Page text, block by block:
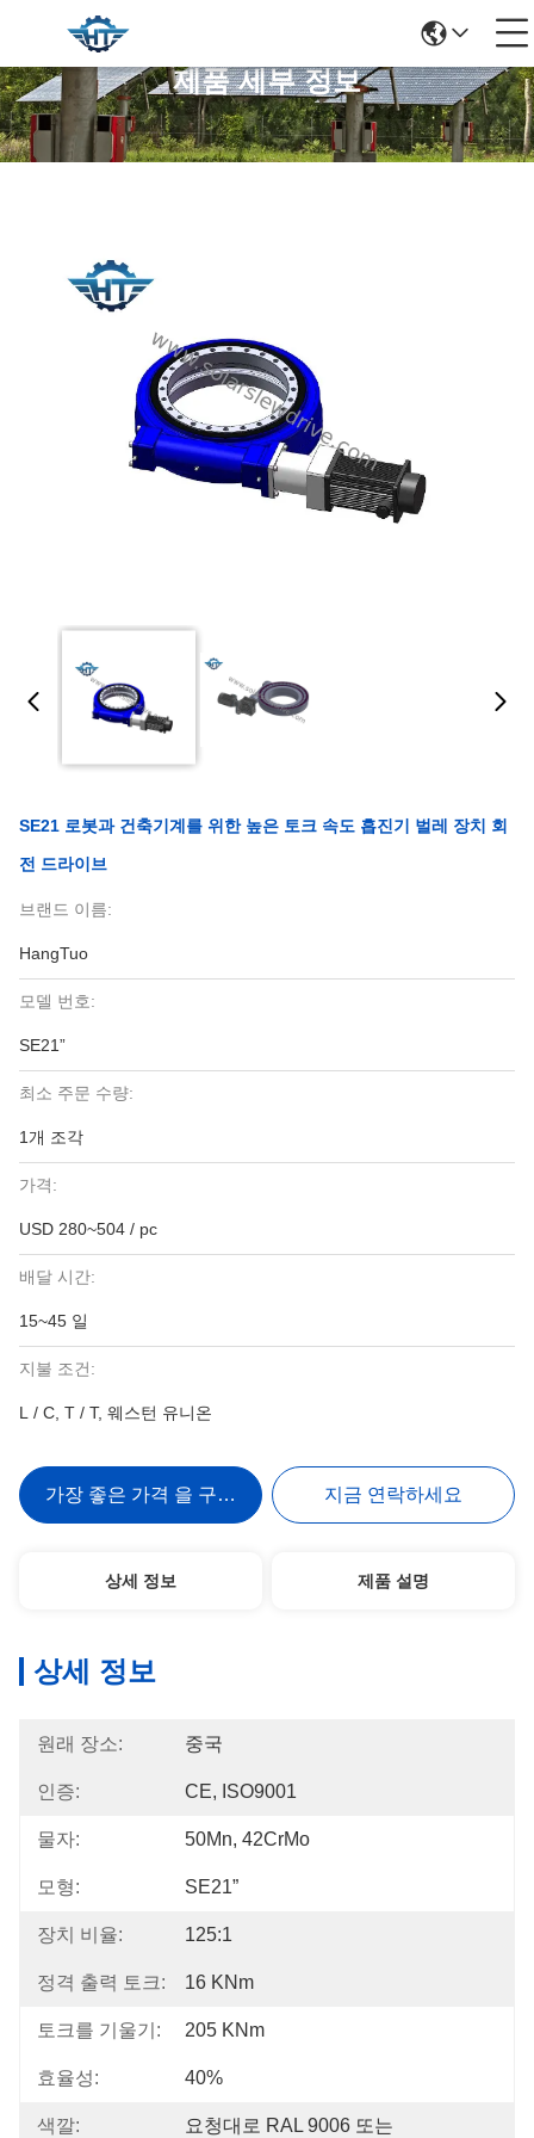
제품 세부 정보
SE21 로봇과 건축기계를 위한 높은 토크 속도 흡진기 벌레 장치 회
전 드라이브
브랜드 이름:
HangTuo
모델 번호:
SE21”
최소 주문 수량:
1개 조각
가격:
USD 280~504 / pc
배달 시간:
15~45 일
지불 조건:
L / C, T / T, 웨스턴 유니온
가장 좋은 가격 을 구하라 지금 연락하세요
상세 정보 제품 설명
상세 정보
원래 장소: 중국
인증: CE, ISO9001
물자: 50Mn, 42CrMo
모형: SE21”
장치 비율: 125:1
정격 출력 토크: 16 KNm
토크를 기울기: 205 KNm
효율성: 40%
색깔: 요청대로 RAL 9006 또는